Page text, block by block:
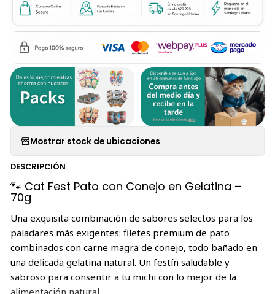
Mostrar stock de ubicaciones
DESCRIPCIÓN
🐾 Cat Fest Pato con Conejo en Gelatina –
70g
Una exquisita combinación de sabores selectos para los
paladares más exigentes: filetes premium de pato
combinados con carne magra de conejo, todo bañado en
una delicada gelatina natural. Un festín saludable y
sabroso para consentir a tu michi con lo mejor de la
alimentación natural.